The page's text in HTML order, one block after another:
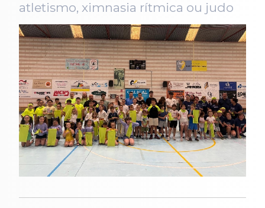
atletismo, ximnasia rítmica ou judo